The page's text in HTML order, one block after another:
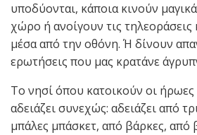
υποδύονται, κάποια κινούν
χώρο ή ανοίγουν τις τηλεοράσεις
μέσα από την οθόνη. Ή δίνουν
ερωτήσεις που μας κρατάνε
Το νησί όπου κατοικούν οι
αδειάζει συνεχώς: αδειάζει από
μπάλες μπάσκετ, από βάρκες, από